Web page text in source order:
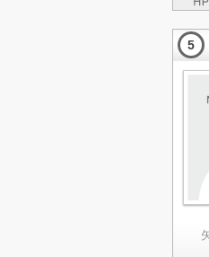
ホ
ペ
5